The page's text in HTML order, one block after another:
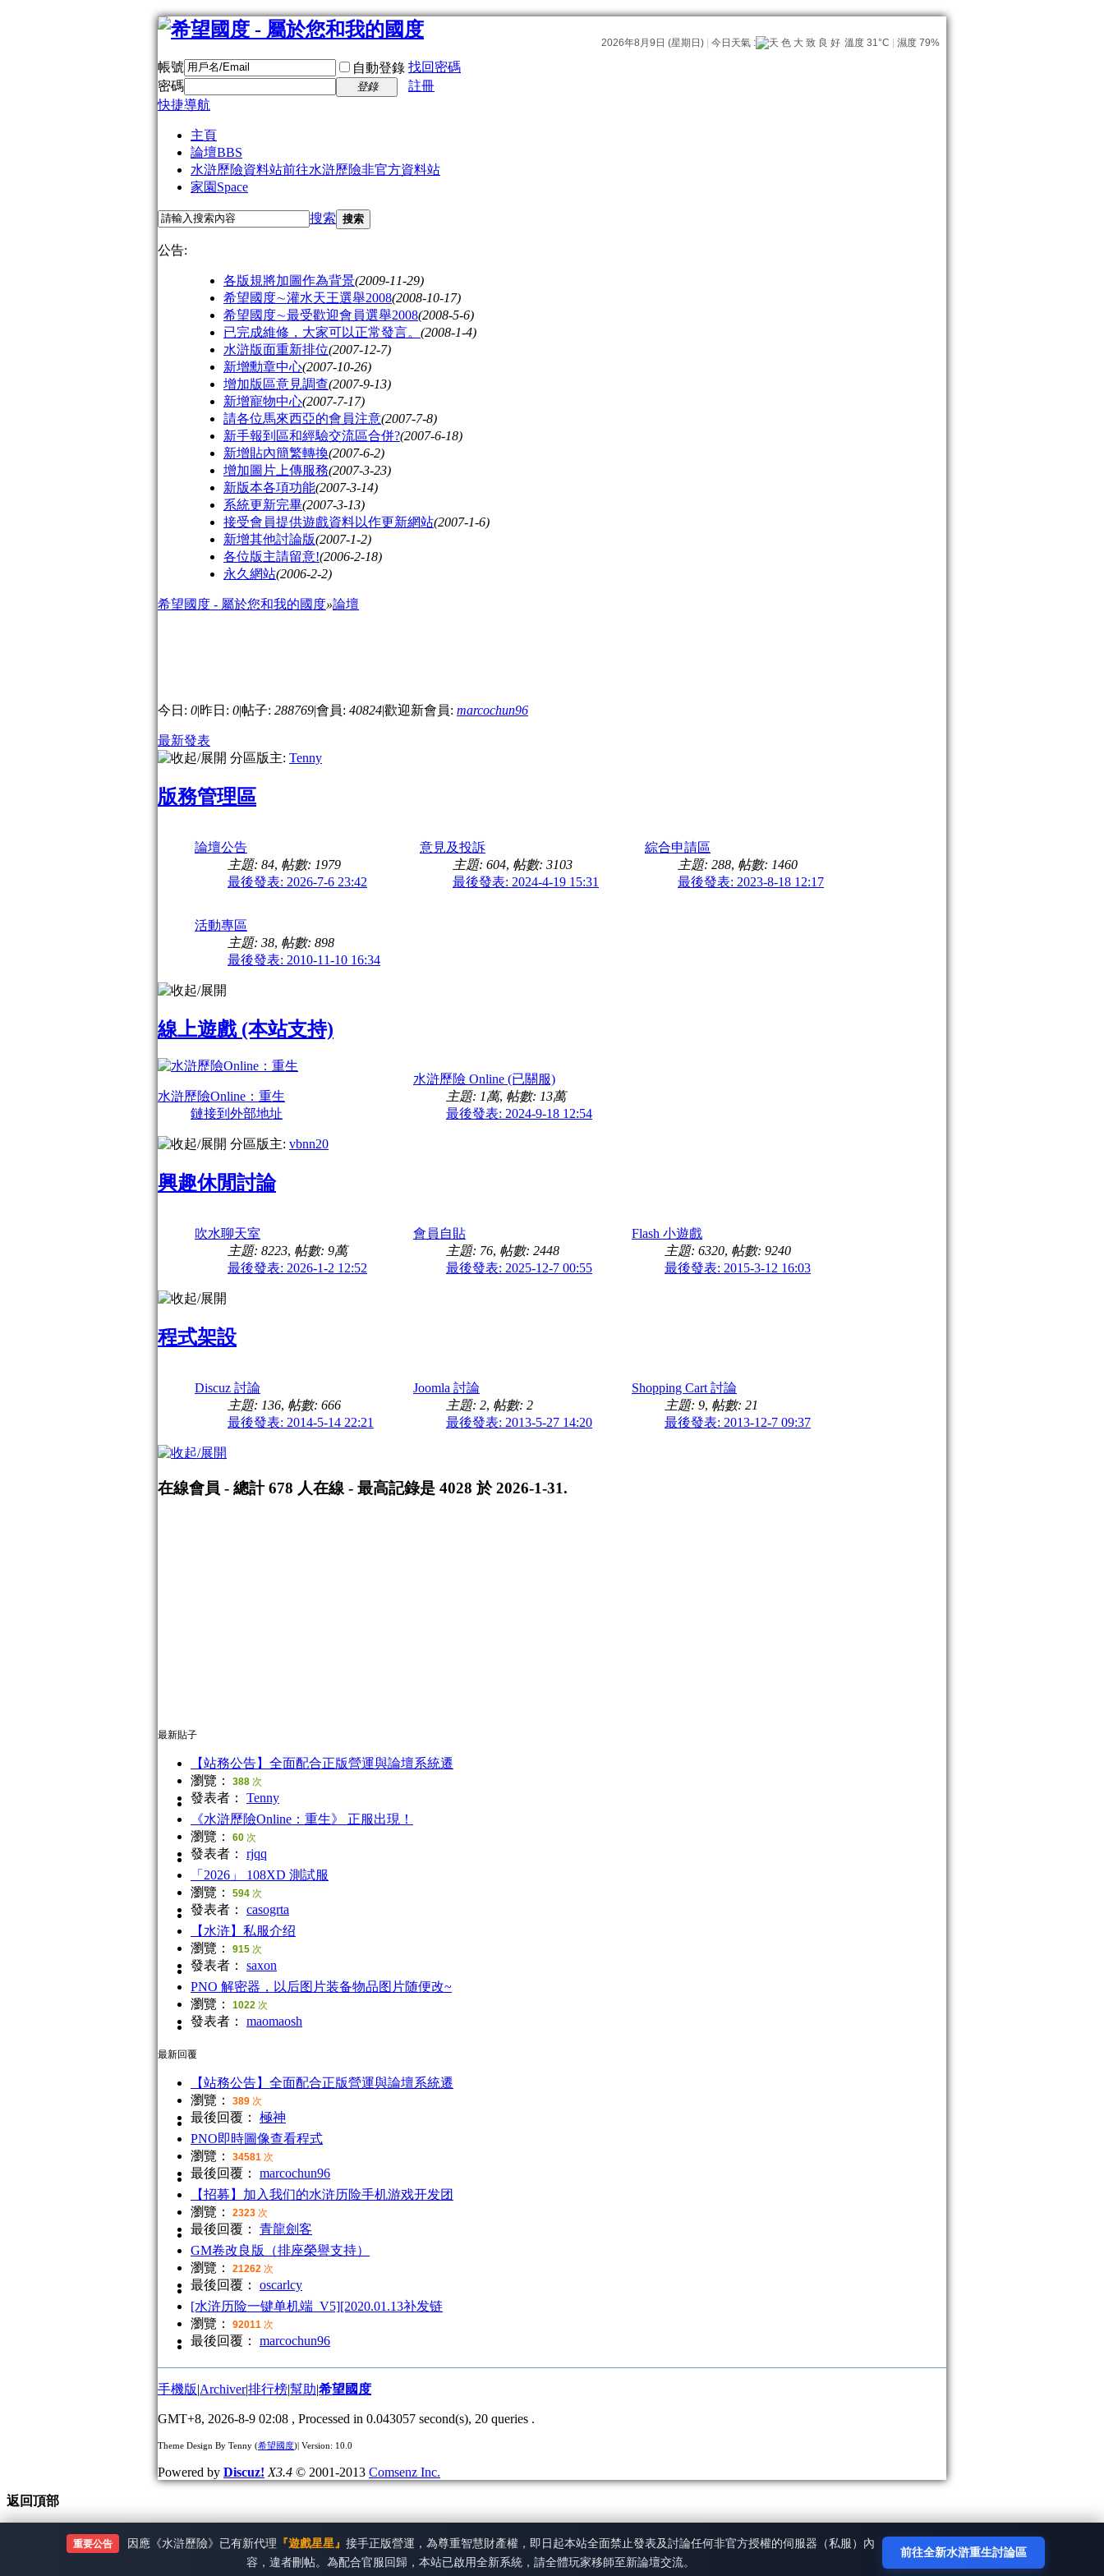
帳號 自動登錄 找回密碼
密碼
登錄
註冊
快捷導航
主頁
論壇BBS
水滸歷險資料站前往水滸歷險非官方資料站
家園 Space
搜索 搜索
公告:
各版規將加圖作為背景(2009-11-29)
希望國度∼灌水天王選舉2008(2008-10-17)
希望國度∼最受歡迎會員選舉2008(2008-5-6)
已完成維修，大家可以正常發言。 (2008-1-4)
水滸版面重新排位(2007-12-7)
新增勳章中心(2007-10-26)
增加版區意見調查(2007-9-13)
新增寵物中心(2007-7-17)
請各位馬來西亞的會員注意(2007-7-8)
新手報到區和經驗交流區合併?(2007-6-18)
新增貼內簡繁轉換(2007-6-2)
增加圖片上傳服務(2007-3-23)
新版本各項功能(2007-3-14)
系統更新完畢(2007-3-13)
接受會員提供遊戲資料以作更新網站(2007-1-6)
新增其他討論版(2007-1-2)
各位版主請留意!(2006-2-18)
永久網站(2006-2-2)
希望國度 - 屬於您和我的國度»論壇
今日: 0|昨日: 0|帖子: 288769|會員: 40824|歡迎新會員: marcochun96
最新發表
分區版主: Tenny
版務管理區
論壇公告
主題: 84, 帖數: 1979
最後發表: 2026-7-6 23:42
意見及投訴
主題: 604, 帖數: 3103
最後發表: 2024-4-19 15:31
綜合申請區
主題: 288, 帖數: 1460
最後發表: 2023-8-18 12:17
活動專區
主題: 38, 帖數: 898
最後發表: 2010-11-10 16:34
線上遊戲 (本站支持)
水滸歷險Online：重生
鏈接到外部地址
水滸歷險 Online (已關服)
主題: 1萬, 帖數: 13萬
最後發表: 2024-9-18 12:54
分區版主: vbnn20
興趣休閒討論
吹水聊天室
主題: 8223, 帖數: 9萬
最後發表: 2026-1-2 12:52
會員自貼
主題: 76, 帖數: 2448
最後發表: 2025-12-7 00:55
Flash 小遊戲
主題: 6320, 帖數: 9240
最後發表: 2015-3-12 16:03
程式架設
Discuz 討論
主題: 136, 帖數: 666
最後發表: 2014-5-14 22:21
Joomla 討論
主題: 2, 帖數: 2
最後發表: 2013-5-27 14:20
Shopping Cart 討論
主題: 9, 帖數: 21
最後發表: 2013-12-7 09:37
在線會員 - 總計678 人在線 - 最高記錄是 4028 於2026-1-31.
最新貼子
【站務公告】全面配合正版營運與論壇系統遷
瀏覽：
388 次
發表者： Tenny
《水滸歷險Online：重生》 正服出現！
瀏覽：
60 次
發表者： rjqq
「2026」 108XD 測試服
瀏覽：
594 次
發表者： casogrta
【水浒】私服介绍
瀏覽：
915 次
發表者： saxon
PNO 解密器，以后图片装备物品图片随便改~
瀏覽：
1022 次
發表者： maomaosh
最新回覆
【站務公告】全面配合正版營運與論壇系統遷
瀏覽：
389 次
最後回覆： 極神
PNO即時圖像查看程式
瀏覽：
34581 次
最後回覆： marcochun96
【招募】加入我们的水浒历险手机游戏开发团
瀏覽：
2323 次
最後回覆： 青龍劍客
GM卷改良版（排座榮譽支持）
瀏覽：
21262 次
最後回覆： oscarlcy
[水浒历险一键单机端_V5][2020.01.13补发链
瀏覽：
92011 次
最後回覆： marcochun96
手機版|Archiver|排行榜|幫助|希望國度
重要公告 因應《水滸歷險》已有新代理 『遊戲星星』 接手正版營運，為尊重智慧財產權，即日起本站全面禁止發表及討論任何非官方授權的伺服器（私服）內
容，違者刪帖。為配合官服回歸，本站已啟用全新系統，請全體玩家移師至新論壇交流。
前往全新水滸重生討論區
GMT+8, 2026-8-9 02:08 , Processed in 0.043057 second(s), 20 queries .
Theme Design By Tenny (希望國度)| Version: 10.0
Powered by Discuz! X3.4 © 2001-2013 Comsenz Inc.
返回頂部